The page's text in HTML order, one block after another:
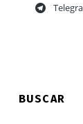
BUSCAR